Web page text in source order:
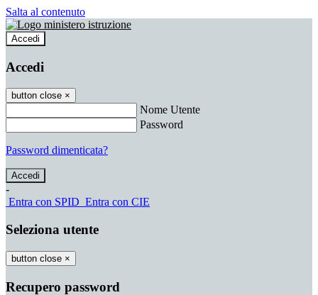
Salta al contenuto
Accedi
Accedi
button close ×
Nome Utente
Password
Password dimenticata?
-
Entra con SPID Entra con CIE
Seleziona utente
button close ×
Recupero password